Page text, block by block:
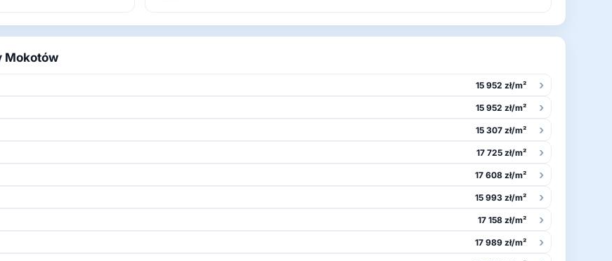
Mokotów
15 952 zł/m² ›
15 952 zł/m² ›
15 307 zł/m² ›
17 725 zł/m² ›
17 608 zł/m² ›
15 993 zł/m² ›
17 158 zł/m² ›
17 989 zł/m² ›